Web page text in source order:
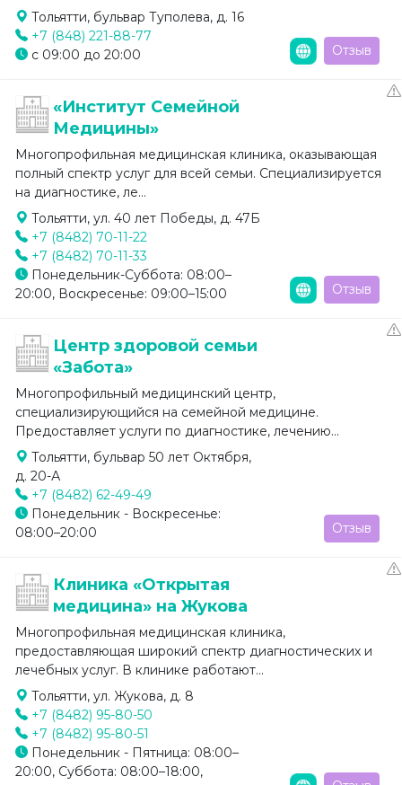
Тольятти, бульвар Туполева, д. 16
+7 (848) 221-88-77
с 09:00 до 20:00
Отзыв
«Институт Семейной
Медицины»
Многопрофильная медицинская клиника, оказывающая
полный спектр услуг для всей семьи. Специализируется
на диагностике, ле...
Тольятти, ул. 40 лет Победы, д. 47Б
+7 (8482) 70-11-22
+7 (8482) 70-11-33
Понедельник-Суббота: 08:00–
20:00, Воскресенье: 09:00–15:00
Отзыв
Центр здоровой семьи
«Забота»
Многопрофильный медицинский центр,
специализирующийся на семейной медицине.
Предоставляет услуги по диагностике, лечению...
Тольятти, бульвар 50 лет Октября,
д. 20-А
+7 (8482) 62-49-49
Понедельник - Воскресенье:
08:00–20:00
Отзыв
Клиника «Открытая
медицина» на Жукова
Многопрофильная медицинская клиника,
предоставляющая широкий спектр диагностических и
лечебных услуг. В клинике работают...
Тольятти, ул. Жукова, д. 8
+7 (8482) 95-80-50
+7 (8482) 95-80-51
Понедельник - Пятница: 08:00–
20:00, Суббота: 08:00–18:00,